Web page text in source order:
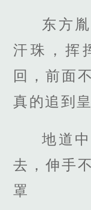
东方
汗珠，挥
回，前面
真的追到
地道
去，伸手
罩